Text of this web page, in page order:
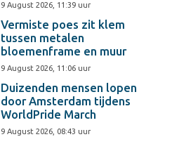
9 August 2026, 11:39 uur
Vermiste poes zit klem
tussen metalen
bloemenframe en muur
9 August 2026, 11:06 uur
Duizenden mensen lopen
door Amsterdam tijdens
WorldPride March
9 August 2026, 08:43 uur